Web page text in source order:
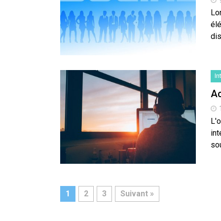
1 2 3 Suivant »